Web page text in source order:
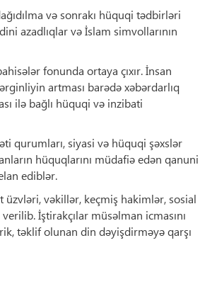
və sonrakı hüquqi tədbirləri
azadlıqlar və İslam simvollarının
fonunda ortaya çıxır. İnsan
artması barədə xəbərdarlıq
ilə bağlı hüquqi və inzibati
qurumları, siyasi və hüquqi şəxslər
hüquqlarını müdafiə edən qanuni
ediblər.
üzvləri, vəkillər, keçmiş hakimlər, sosial
İştirakçılar müsəlman icmasını
təklif olunan din dəyişdirməyə qarşı